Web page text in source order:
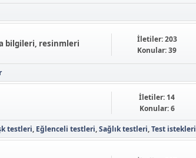
bilgileri, resinmleri
İletiler: 203
Konular: 39
İletiler: 14
Konular: 6
testleri Eğlenceli testleri Sağlık testleri Test istekleri